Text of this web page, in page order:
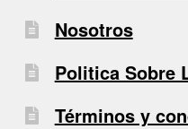
Nosotros
Politica Sobre
Términos y